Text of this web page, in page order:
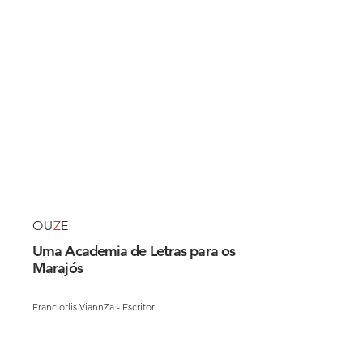
OUZE
Uma Academia de Letras para os
Marajós
Franciorlis ViannZa - Escritor